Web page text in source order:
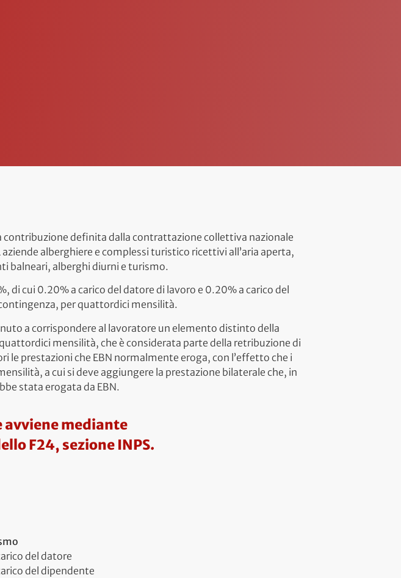
contribuzione definita dalla contrattazione collettiva nazionale
aziende alberghiere e complessi turistico ricettivi all’aria aperta,
balneari, alberghi diurni e turismo.
cui 0.20% a carico del datore di lavoro e 0.20% a carico del
per quattordici mensilità.
a corrispondere al lavoratore un elemento distinto della
mensilità, che è considerata parte della retribuzione di
prestazioni che EBN normalmente eroga, con l’effetto che i
a cui si deve aggiungere la prestazione bilaterale che, in
stata erogata da EBN.
mediante
F24, sezione INPS.
del datore
del dipendente